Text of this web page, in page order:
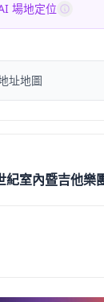
場地定位
址地圖
紀室內暨吉他樂